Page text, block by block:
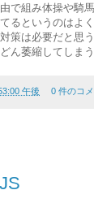
で組み体操や騎
るというのはよく
策は必要だと思う
ん萎縮してしまう
午後 0 件のコ